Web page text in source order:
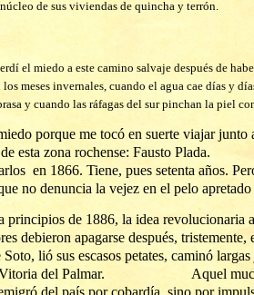
núcleo de sus viviendas de quincha y
el miedo a este camino salvaje después de
los meses invernales, cuando el agua cae días y
y cuando las ráfagas del sur pinchan la piel
porque me tocó en suerte viajar junto
de esta zona rochense:
en 1866. Tiene, pues setenta años.
no denuncia la vejez en el pelo
principios de 1886, la idea revolucionaria
debieron apagarse después,
Soto, lió sus escasos petates, caminó
Vitoria del Palmar. Aquel
del país por cobardía, sino por